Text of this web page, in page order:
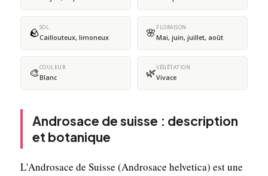
🪨SOL
Caillouteux, limoneux 🌸 FLORAISON
Mai, juin, juillet, août
🎨COULEUR
Blanc 🌿VÉGÉTATION
Vivace
Androsace de suisse : description
et botanique
L'Androsace de Suisse (Androsace helvetica) est une